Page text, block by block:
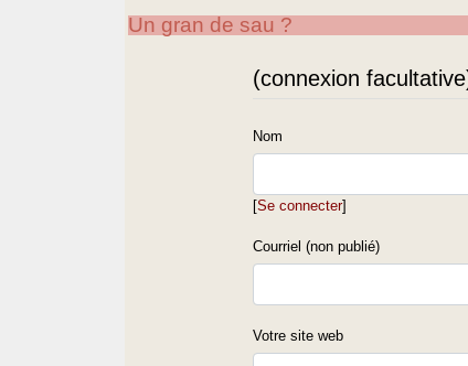
Un gran de sau ?
(connexion
Nom
[Se connecter]
Courriel (non publié)
Votre site web